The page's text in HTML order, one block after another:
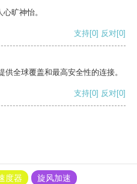
旷神怡。
支持[0] 反对[0]
全球覆盖和最高安全性的连接。
支持[0] 反对[0]
度器
旋风加速